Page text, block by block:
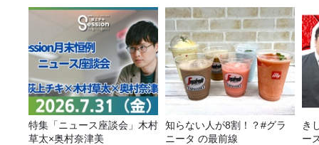
特集「ニュース座談会」木村
草太×奥村奈津美
知らない人が8割！？#グラ
ニータ の最前線
き
ー